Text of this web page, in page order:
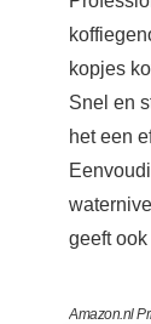
kopjes
Snel en
het een
geeft
Amazon.nl